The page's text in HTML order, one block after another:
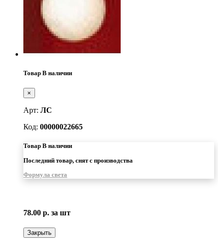
Товар В наличии
×
Арт: ЛС
Код: 00000022665
Товар В наличии
Последний товар, снят с производства
Формула света
78.00 р. за шт
Закрыть